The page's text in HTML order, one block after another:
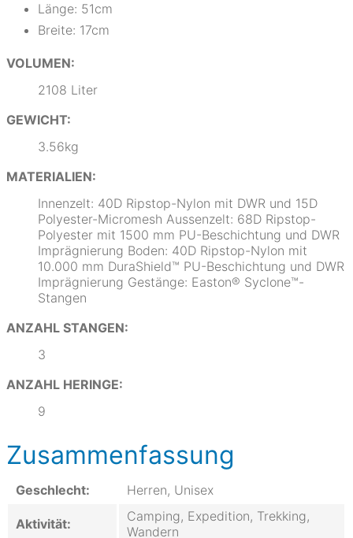
Länge: 51cm
Breite: 17cm
VOLUMEN:
2108 Liter
GEWICHT:
3.56kg
MATERIALIEN:
Innenzelt: 40D Ripstop-Nylon mit DWR und 15D
Polyester-Micromesh Aussenzelt: 68D Ripstop-
Polyester mit 1500 mm PU-Beschichtung und DWR
Imprägnierung Boden: 40D Ripstop-Nylon mit
10.000 mm DuraShield™ PU-Beschichtung und DWR
Imprägnierung Gestänge: Easton® Syclone™-
Stangen
ANZAHL STANGEN:
3
ANZAHL HERINGE:
9
Zusammenfassung
Geschlecht: Herren, Unisex
Aktivität:
Camping, Expedition, Trekking,
Wandern